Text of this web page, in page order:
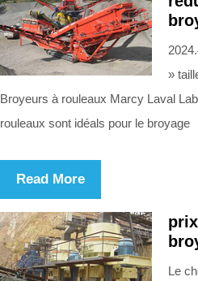
»
Broyeurs à rouleaux Marcy Laval
rouleaux sont idéals pour le broyage
Read More
Le